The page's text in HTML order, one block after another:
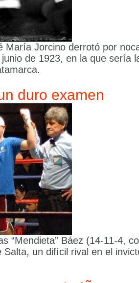
María Jorcino derrotó por
de 1923, en la que sería
duro examen
“Mendieta” Báez (14-11-4,
Salta, un difícil rival en el